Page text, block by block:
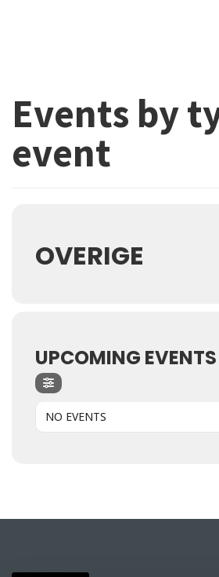
Events by
event
OVERIGE
UPCOMING EVENTS
NO EVENTS